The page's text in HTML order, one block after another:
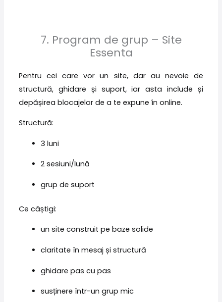
7. Program de grup – Site
Essenta
Pentru cei care vor un site, dar au nevoie de
structură, ghidare și suport, iar asta include și
depășirea blocajelor de a te expune în online.
Structură:
3 luni
2 sesiuni/lună
grup de suport
Ce câștigi:
un site construit pe baze solide
claritate în mesaj și structură
ghidare pas cu pas
susținere într-un grup mic